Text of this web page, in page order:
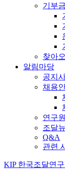
기부
찾아
알림마당
공지
채용
연구
조달
Q&A
관련
KIP 한국조달연구